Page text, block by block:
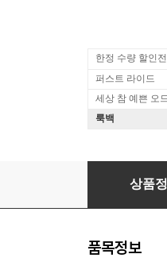
한정 수량 할인전
퍼스트 라이드
세상 참 예쁜 오
룩백
Pierre
상품
품목정보